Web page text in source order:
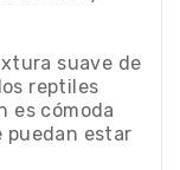
suave de
reptiles
es cómoda
puedan estar